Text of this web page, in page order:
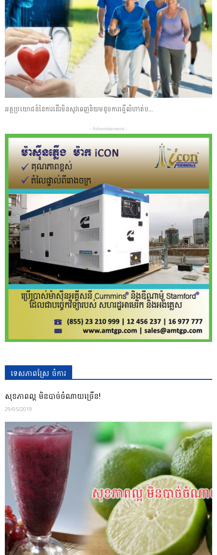
អត្ថប្រយោជន៍នៃការដើរមិនសូវពេញនិយមដូចការធ្វើលំហាត់ប...
- Advertisement -
ទេសភាពស្រែ ចំការ
សុខភាពល្អ មិនបាច់ចំណាយច្រើន!
29/05/2019